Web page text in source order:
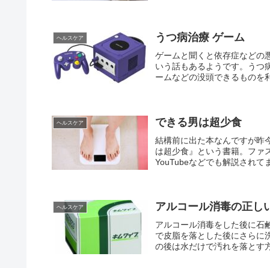
ヘルスケア うつ病治療 ゲーム
ゲームと聞くと依存症などの
いう話もあるようです。うつ
ームなどの没頭できるものを
ヘルスケア できる男は超少食
結構前に出た本なんですが昨
は超少食』という書籍。ファ
YouTubeなどでも解説されて
ヘルスケア アルコール消毒の正し
アルコール消毒をした後に石
で皮脂を落とした後にさらに
の後は水だけで汚れを落とす